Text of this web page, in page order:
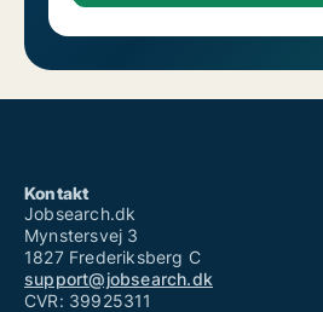
Kontakt
Jobsearch.dk
Mynstersvej 3
1827 Frederiksberg C
support@jobsearch.dk
CVR: 39925311